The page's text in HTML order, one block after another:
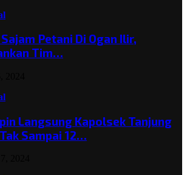
Petani Di Ogan Ilir,
Tim…
Langsung Kapolsek Tanjung
Sampai 12…